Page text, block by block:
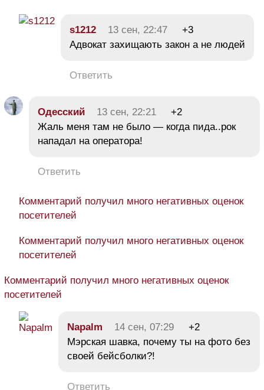
s1212 13 сен, 22:47
+3
Адвокат захищають закон а не людей
Ответить
Одесский 13 сен, 22:21
+2
Жаль меня там не было — когда пида..рок
нападал на оператора!
Ответить
Комментарий получил много негативных оценок
посетителей
Комментарий получил много негативных оценок
посетителей
Комментарий получил много негативных оценок
посетителей
Napalm 14 сен, 07:29
+2
Мэрская шавка, почему ты на фото без
своей бейсболки?!
Ответить